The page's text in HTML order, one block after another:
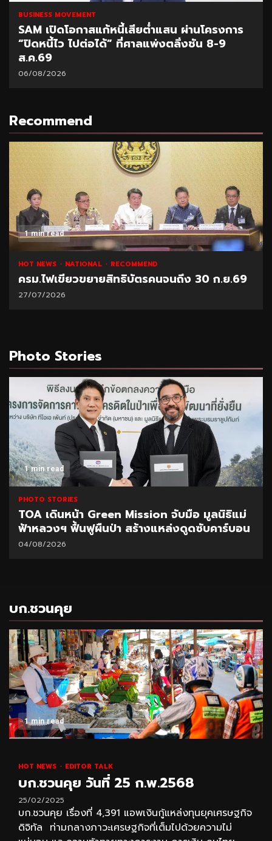
BUSINESS MOVEMENT
SAM เปิดโอกาสแก้หนี้เสียต่ำแสน ผ่านโครงการ
“ปิดหนี้ไว ไปต่อได้” ที่ศาลแพ่งตลิ่งชัน 8-9
ส.ค.69
06/08/2026
Recommend
1 min read
HOT NEWS NATIONAL RECOMMEND
ครม.ไฟเขียวขยายสิทธิบัตรคนจนถึง 30 ก.ย.69
27/07/2026
Photo Stories
1 min read
PHOTO STORIES
TOA เดินหน้า Green Mission จับมือ มูลนิธิแม่
ฟ้าหลวงฯ ฟื้นฟูผืนป่า สร้างแหล่งดูดซับคาร์บอน
04/08/2026
บก.ชวนคุย
1 min read
HOT NEWS EDITOR TALK
บก.ชวนคุย วันที่ 25 ก.พ.2568
25/02/2025
บก.ชวนคุย เรื่องที่ 4,391 แอพเงินกู้แหล่งทุนยุคเศรษฐกิจ
ดิจิทัล ท่ามกลางภาวะเศรษฐกิจที่เต็มไปด้วยความไม่